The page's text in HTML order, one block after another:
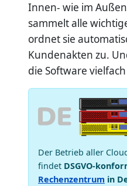
Innen- wie im
sammelt alle
ordnet sie
Kundenakten zu.
die Software
Der Betrieb aller
findet DSGVO-
Rechenzentrum in